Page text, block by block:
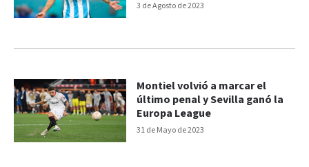
3 de Agosto de 2023
31 de Mayo de 2023
Montiel volvió a marcar el
último penal y Sevilla ganó la
Europa League